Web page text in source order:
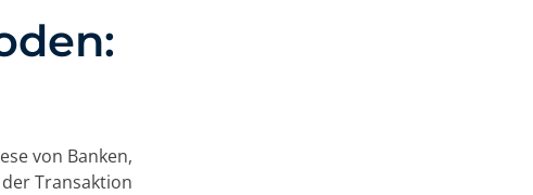
von Banken,
Transaktion